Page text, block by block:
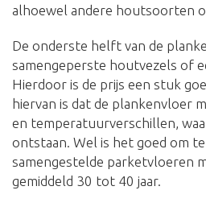
alhoewel andere houtsoorten
De onderste helft van de
samengeperste houtvezels of
Hierdoor is de prijs een stuk
hiervan is dat de plankenvloer
en temperatuurverschillen,
ontstaan. Wel is het goed om
samengestelde parketvloeren
gemiddeld 30 tot 40 jaar.